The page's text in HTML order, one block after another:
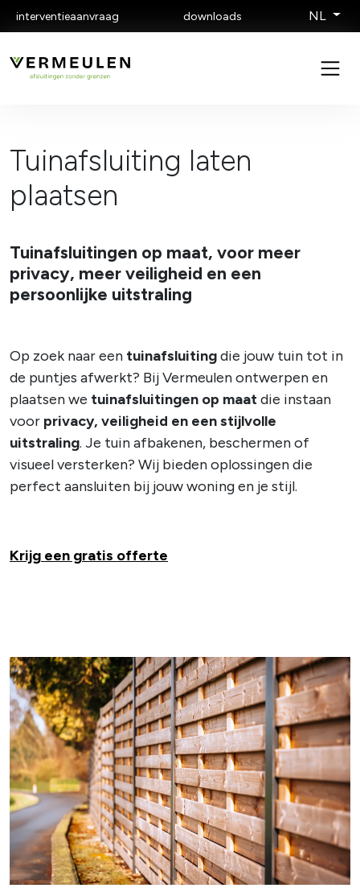
interventieaanvraag downloads NL
Tuinafsluiting laten
plaatsen
Tuinafsluitingen op maat, voor meer
privacy, meer veiligheid en een
persoonlijke uitstraling
Op zoek naar een tuinafsluitingdie jouw tuin tot in
de puntjes afwerkt? Bij Vermeulen ontwerpen en
plaatsen we tuinafsluitingen op maatdie instaan
voor privacy, veiligheid en een stijlvolle
uitstraling. Je tuin afbakenen, beschermen of
visueel versterken? Wij bieden oplossingen die
perfect aansluiten bij jouw woning en je stijl.
Krijg een gratis offerte